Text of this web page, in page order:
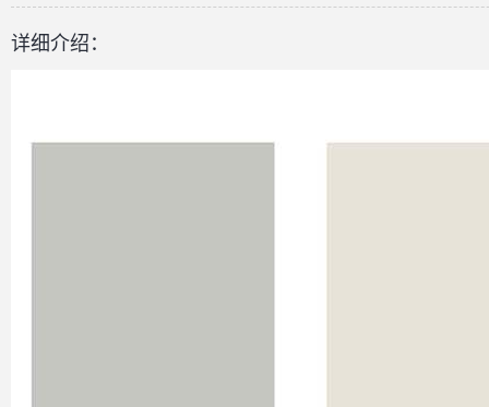
详细介绍：